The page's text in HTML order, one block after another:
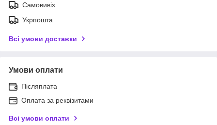
Самовивіз
Укрпошта
Всі умови доставки
Умови оплати
Післяплата
Оплата за реквізитами
Всі умови оплати